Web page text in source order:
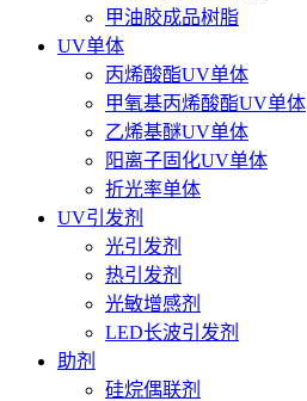
甲油胶成品树脂
UV单体
丙烯酸酯UV单体
甲氧基丙烯酸酯UV单体
乙烯基醚UV单体
阳离子固化UV单体
折光率单体
UV引发剂
光引发剂
热引发剂
光敏增感剂
LED长波引发剂
助剂
硅烷偶联剂